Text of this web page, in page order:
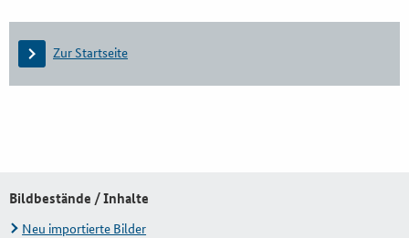
Zur Startseite
Bildbestände / Inhalte
Neu importierte Bilder